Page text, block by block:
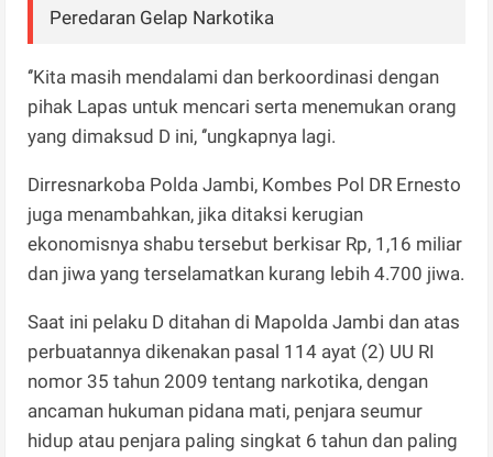
Peredaran Gelap Narkotika
‘’Kita masih mendalami dan berkoordinasi dengan
pihak Lapas untuk mencari serta menemukan orang
yang dimaksud D ini, ‘’ungkapnya lagi.
Dirresnarkoba Polda Jambi, Kombes Pol DR Ernesto
juga menambahkan, jika ditaksi kerugian
ekonomisnya shabu tersebut berkisar Rp, 1,16 miliar
dan jiwa yang terselamatkan kurang lebih 4.700 jiwa.
Saat ini pelaku D ditahan di Mapolda Jambi dan atas
perbuatannya dikenakan pasal 114 ayat (2) UU RI
nomor 35 tahun 2009 tentang narkotika, dengan
ancaman hukuman pidana mati, penjara seumur
hidup atau penjara paling singkat 6 tahun dan paling